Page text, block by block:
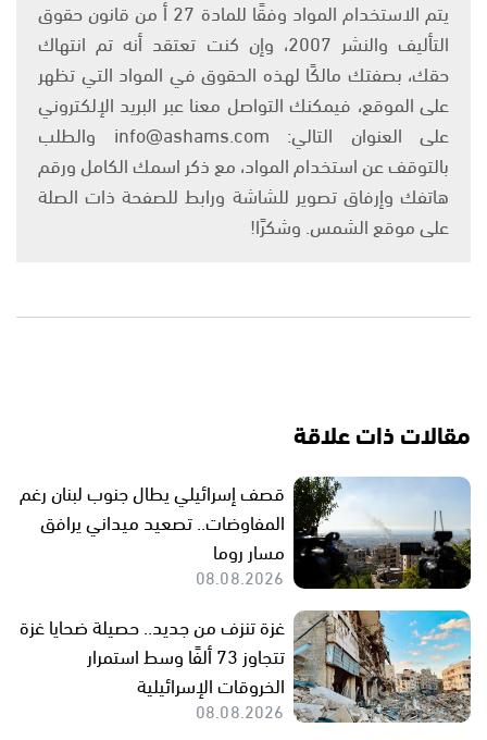
يتم الاستخدام المواد وفقًا للمادة 27 أ من قانون حقوق
التأليف والنشر 2007، وإن كنت تعتقد أنه تم انتهاك
حقك، بصفتك مالكًا لهذه الحقوق في المواد التي تظهر
على الموقع، فيمكنك التواصل معنا عبر البريد الإلكتروني
على العنوان التالي: info@ashams.com والطلب
بالتوقف عن استخدام المواد، مع ذكر اسمك الكامل ورقم
هاتفك وإرفاق تصوير للشاشة ورابط للصفحة ذات الصلة
على موقع الشمس. وشكرًا!
مقالات ذات علاقة
قصف إسرائيلي يطال جنوب لبنان رغم
المفاوضات.. تصعيد ميداني يرافق
مسار روما
08.08.2026
غزة تنزف من جديد.. حصيلة ضحايا غزة
تتجاوز 73 ألفًا وسط استمرار
الخروقات الإسرائيلية
08.08.2026